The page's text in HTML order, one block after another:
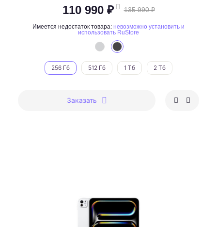
110 990 ₽ 135 990 ₽
Имеется недостаток товара: невозможно установить и
использовать RuStore
256 Гб 512 Гб 1 Тб 2 Тб
Заказать